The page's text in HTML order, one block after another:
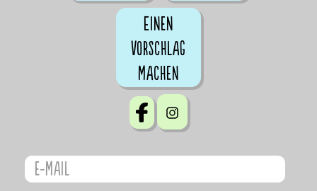
Einen
Vorschlag
machen